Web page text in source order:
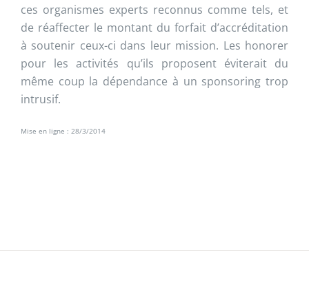
ces organismes experts reconnus comme tels, et
de réaffecter le montant du forfait d’accréditation
à soutenir ceux-ci dans leur mission. Les honorer
pour les activités qu’ils proposent éviterait du
même coup la dépendance à un sponsoring trop
intrusif.
Mise en ligne : 28/3/2014